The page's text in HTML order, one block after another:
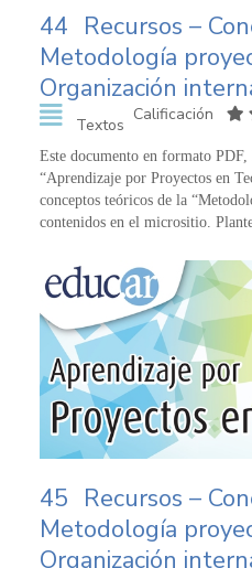
44 Recursos –
Metodología
Organización
Textos
Calificación
Este documento en formato PDF,
“Aprendizaje por Proyectos en
conceptos teóricos de la
contenidos en el micrositio.
45 Recursos –
Metodología
Organización